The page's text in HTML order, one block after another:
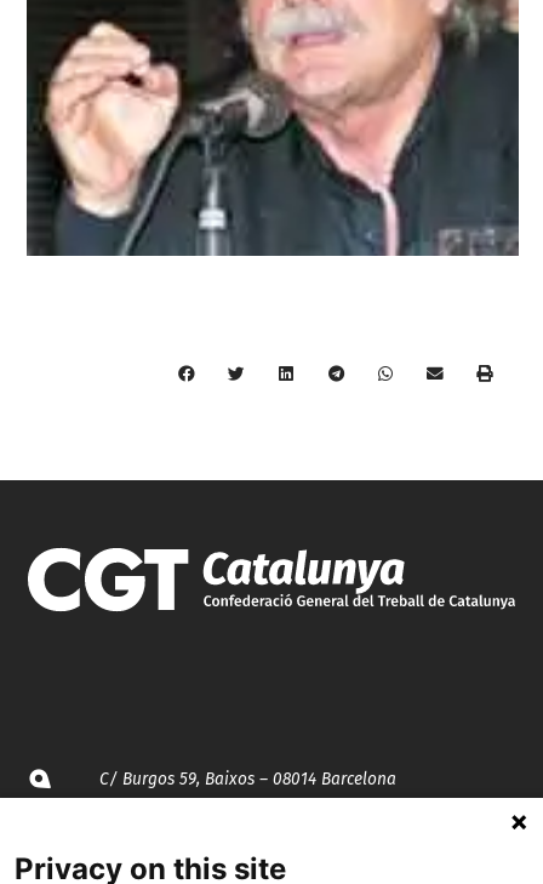
C/ Burgos 59, Baixos – 08014 Barcelona
Privacy on this site